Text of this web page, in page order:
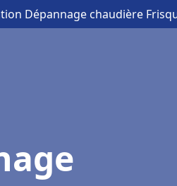
Dépannage chaudière